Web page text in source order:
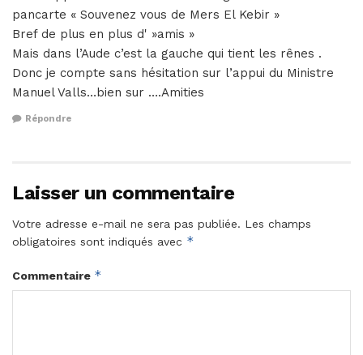
pancarte « Souvenez vous de Mers El Kebir »
Bref de plus en plus d' »amis »
Mais dans l’Aude c’est la gauche qui tient les rênes .
Donc je compte sans hésitation sur l’appui du Ministre
Manuel Valls…bien sur ….Amities
Répondre
Laisser un commentaire
Votre adresse e-mail ne sera pas publiée. Les champs
obligatoires sont indiqués avec *
Commentaire *